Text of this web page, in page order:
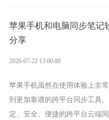
苹果手机和电脑同步笔记
分享
2026-07-22 13:00:00
苹果手机虽然在使用体验上非
到更加靠谱的跨平台同步工具
定、安全、便捷的跨平台云端